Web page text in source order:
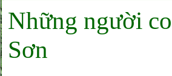
Những người
Sơn